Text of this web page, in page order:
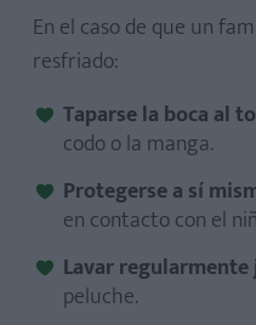
En el caso de que un
resfriado:
Taparse la boca al
codo o la manga.
Protegerse a sí
en contacto con el
Lavar
peluche.